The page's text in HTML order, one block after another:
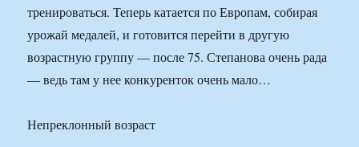
тренироваться. Теперь катается по Европам, собирая
урожай медалей, и готовится перейти в другую
возрастную группу — после 75. Степанова очень рада
— ведь там у нее конкуренток очень мало…
Непреклонный возраст